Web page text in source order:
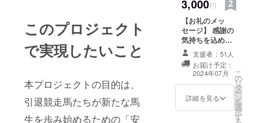
このプロジェクト
で実現したいこと
本プロジェクトの目的は、
引退競走馬たちが新たな馬
生を歩み始めるための「安
3,000円
【お礼のメッ
セージ】 感謝の
気持ちを込め
て、お礼のメッ
セージをお送り
します。
支援者：51人
お届け予定：
2024年07月
詳細を見る
こ
の
リ
タ
ー
ン
を
選
択
す